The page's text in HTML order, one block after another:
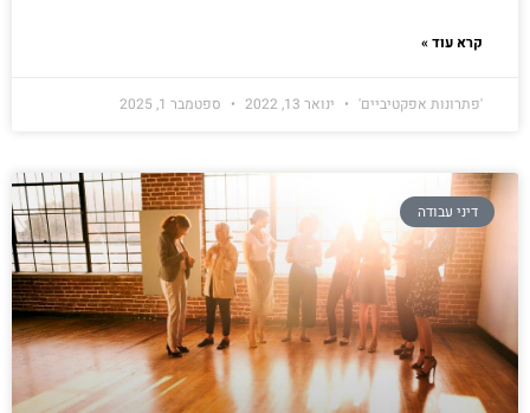
קרא עוד »
'פתרונות אפקטיביים' ינואר 13, 2022 ספטמבר 1, 2025
דיני עבודה